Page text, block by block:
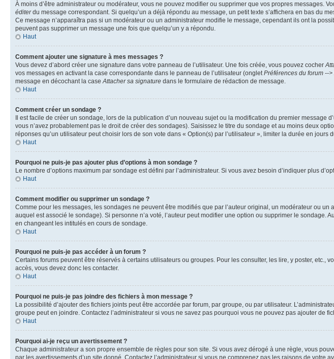
À moins d’être administrateur ou modérateur, vous ne pouvez modifier ou supprimer que vos propres
éditerdu message correspondant. Si quelqu’un a déjà répondu au message, un petit texte s’affichera en bas du
Ce message n’apparaîtra pas si un modérateur ou un administrateur modifie le message, cependant ils ont la
peuvent pas supprimer un message une fois que quelqu’un y a répondu.
Haut
Comment ajouter une signature à mes messages ?
Vous devez d’abord créer une signature dans votre panneau de l’utilisateur. Une fois créée, vous pouvez cocher
vos messages en activant la case correspondante dans le panneau de l’utilisateur (ongletPréférences du forum --
message en décochant la caseAttacher sa signature dans le formulaire de rédaction de message.
Haut
Comment créer un sondage ?
Il est facile de créer un sondage, lors de la publication d’un nouveau sujet ou la modification du premier message
vous n’avez probablement pas le droit de créer des sondages). Saisissez le titre du sondage et au moins deux
réponses qu’un utilisateur peut choisir lors de son vote dans « Option(s) par l’utilisateur », limiter la durée en
Haut
Pourquoi ne puis-je pas ajouter plus d’options à mon sondage ?
Le nombre d’options maximum par sondage est défini par l’administrateur. Si vous avez besoin d’indiquer plus
Haut
Comment modifier ou supprimer un sondage ?
Comme pour les messages, les sondages ne peuvent être modifiés que par l’auteur original, un modérateur ou
auquel est associé le sondage). Si personne n’a voté, l’auteur peut modifier une option ou supprimer le
en changeant les intitulés en cours de sondage.
Haut
Pourquoi ne puis-je pas accéder à un forum ?
Certains forums peuvent être réservés à certains utilisateurs ou groupes. Pour les consulter, les lire, y poster,
accès, vous devez donc les contacter.
Haut
Pourquoi ne puis-je pas joindre des fichiers à mon message ?
La possibilité d’ajouter des fichiers joints peut être accordée par forum, par groupe, ou par utilisateur.
groupe peut en joindre. Contactez l’administrateur si vous ne savez pas pourquoi vous ne pouvez pas ajouter de
Haut
Pourquoi ai-je reçu un avertissement ?
Chaque administrateur a son propre ensemble de règles pour son site. Si vous avez dérogé à une règle, vous
par les avertissements d’un site donné. Contactez l’administrateur si vous ne comprenez pas les raisons de votre